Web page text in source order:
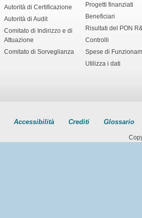
Autorità di Certificazione
Autorità di Audit
Comitato di Indirizzo e di
Attuazione
Comitato di Sorveglianza
Progetti finanziati
Beneficiari
Risultati del PON
Controlli
Spese di
Utilizza i dati
Accessibilità Crediti Glossario